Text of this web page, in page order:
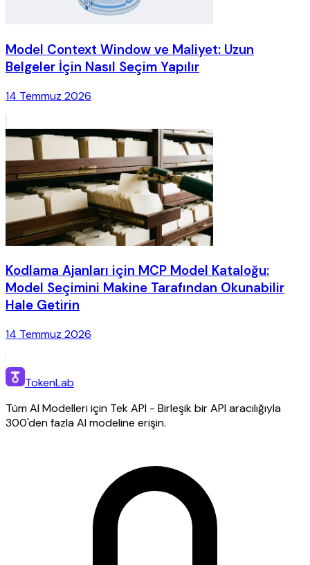
Model Context Window ve Maliyet: Uzun
Belgeler İçin Nasıl Seçim Yapılır
14 Temmuz 2026
Kodlama Ajanları için MCP Model Kataloğu:
Model Seçimini Makine Tarafından Okunabilir
Hale Getirin
14 Temmuz 2026
TokenLab
Tüm AI Modelleri için Tek API - Birleşik bir API aracılığıyla
300'den fazla AI modeline erişin.